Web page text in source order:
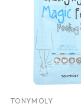
TONYMOLY